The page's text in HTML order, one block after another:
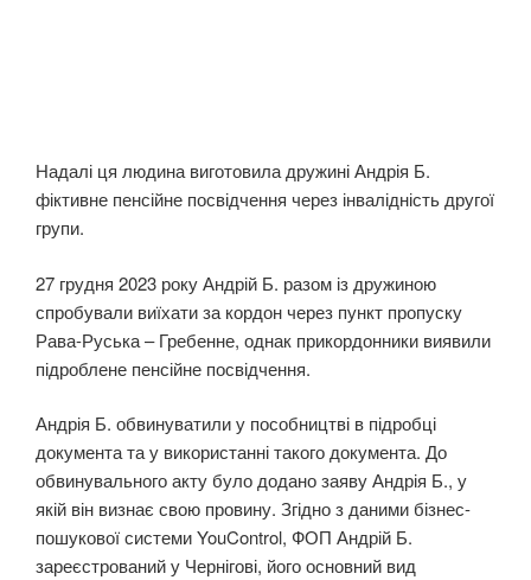
Надалі ця людина виготовила дружині Андрія Б.
фіктивне пенсійне посвідчення через інвалідність другої
групи.
27 грудня 2023 року Андрій Б. разом із дружиною
спробували виїхати за кордон через пункт пропуску
Рава-Руська – Гребенне, однак прикордонники виявили
підроблене пенсійне посвідчення.
Андрія Б. обвинуватили у пособництві в підробці
документа та у використанні такого документа. До
обвинувального акту було додано заяву Андрія Б., у
якій він визнає свою провину. Згідно з даними бізнес-
пошукової системи YouControl, ФОП Андрій Б.
зареєстрований у Чернігові, його основний вид